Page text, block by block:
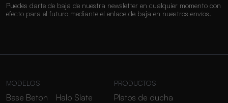
Puedes darte de baja de nuestra newsletter en cualquier momento con
efecto para el futuro mediante el enlace de baja en nuestros envíos.
MODELOS
Base Beton
Halo Slate
PRODUCTOS
Platos de ducha